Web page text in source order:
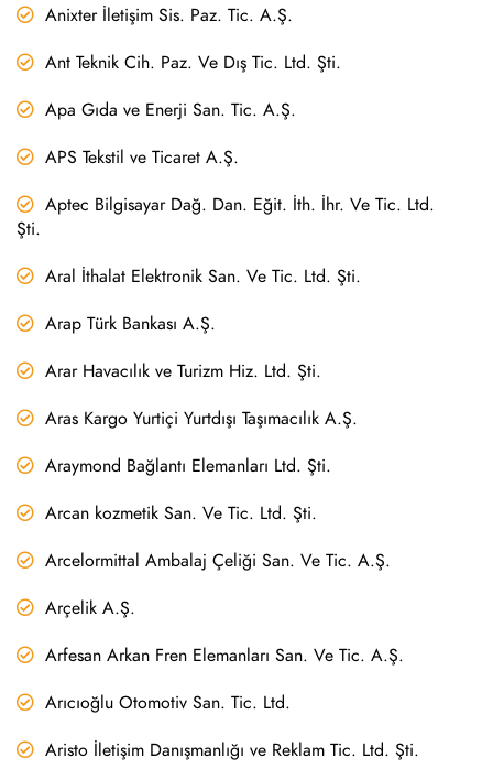
Anixter İletişim Sis. Paz. Tic. A.Ş.
Ant Teknik Cih. Paz. Ve Dış Tic. Ltd. Şti.
Apa Gıda ve Enerji San. Tic. A.Ş.
APS Tekstil ve Ticaret A.Ş.
Aptec Bilgisayar Dağ. Dan. Eğit. İth. İhr. Ve Tic. Ltd.
Şti.
Aral İthalat Elektronik San. Ve Tic. Ltd. Şti.
Arap Türk Bankası A.Ş.
Arar Havacılık ve Turizm Hiz. Ltd. Şti.
Aras Kargo Yurtiçi Yurtdışı Taşımacılık A.Ş.
Araymond Bağlantı Elemanları Ltd. Şti.
Arcan kozmetik San. Ve Tic. Ltd. Şti.
Arcelormittal Ambalaj Çeliği San. Ve Tic. A.Ş.
Arçelik A.Ş.
Arfesan Arkan Fren Elemanları San. Ve Tic. A.Ş.
Arıcıoğlu Otomotiv San. Tic. Ltd.
Aristo İletişim Danışmanlığı ve Reklam Tic. Ltd. Şti.